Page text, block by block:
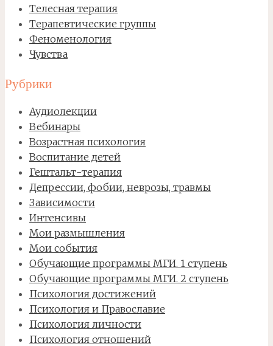
Телесная терапия
Терапевтические группы
Феноменология
Чувства
Рубрики
Аудиолекции
Вебинары
Возрастная психология
Воспитание детей
Гештальт-терапия
Депрессии, фобии, неврозы, травмы
Зависимости
Интенсивы
Мои размышления
Мои события
Обучающие программы МГИ. 1 ступень
Обучающие программы МГИ. 2 ступень
Психология достижений
Психология и Православие
Психология личности
Психология отношений